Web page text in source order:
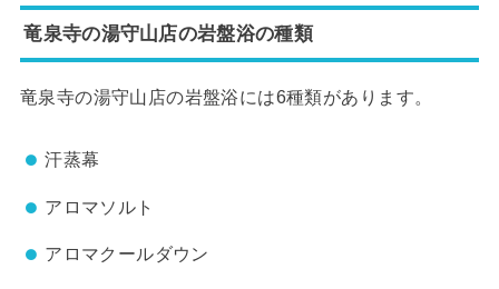
竜泉寺の湯守山店の岩盤浴の種類
竜泉寺の湯守山店の岩盤浴には6種類があります。
汗蒸幕
アロマソルト
アロマクールダウン